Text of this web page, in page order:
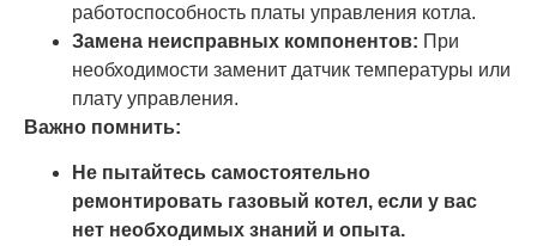
работоспособность платы управления котла.
Замена неисправных компонентов: При
необходимости заменит датчик температуры или
плату управления.
Важно помнить:
Не пытайтесь самостоятельно
ремонтировать газовый котел, если у вас
нет необходимых знаний и опыта.